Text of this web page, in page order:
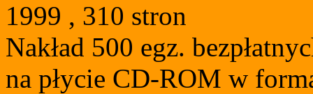
1999 , 310 stron
Nakład 500 egz.
na płycie CD-ROM w